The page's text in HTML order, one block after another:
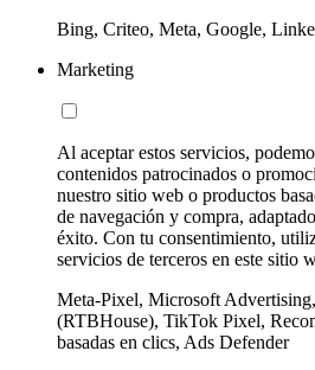
Bing, Criteo, Meta, Google,
Marketing
Al aceptar estos servicios,
contenidos patrocinados o
nuestro sitio web o productos
de navegación y compra,
éxito. Con tu consentimiento,
servicios de terceros en este sitio
Meta-Pixel, Microsoft
(RTBHouse), TikTok Pixel,
basadas en clics, Ads Defender